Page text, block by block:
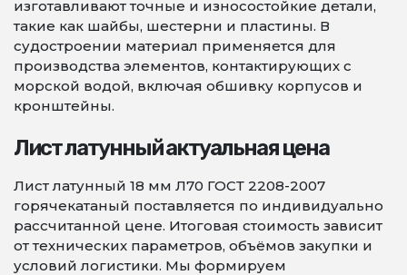
изготавливают точные и износостойкие детали,
такие как шайбы, шестерни и пластины. В
судостроении материал применяется для
производства элементов, контактирующих с
морской водой, включая обшивку корпусов и
кронштейны.
Лист латунный актуальная цена
Лист латунный 18 мм Л70 ГОСТ 2208-2007
горячекатаный поставляется по индивидуально
рассчитанной цене. Итоговая стоимость зависит
от технических параметров, объёмов закупки и
условий логистики. Мы формируем